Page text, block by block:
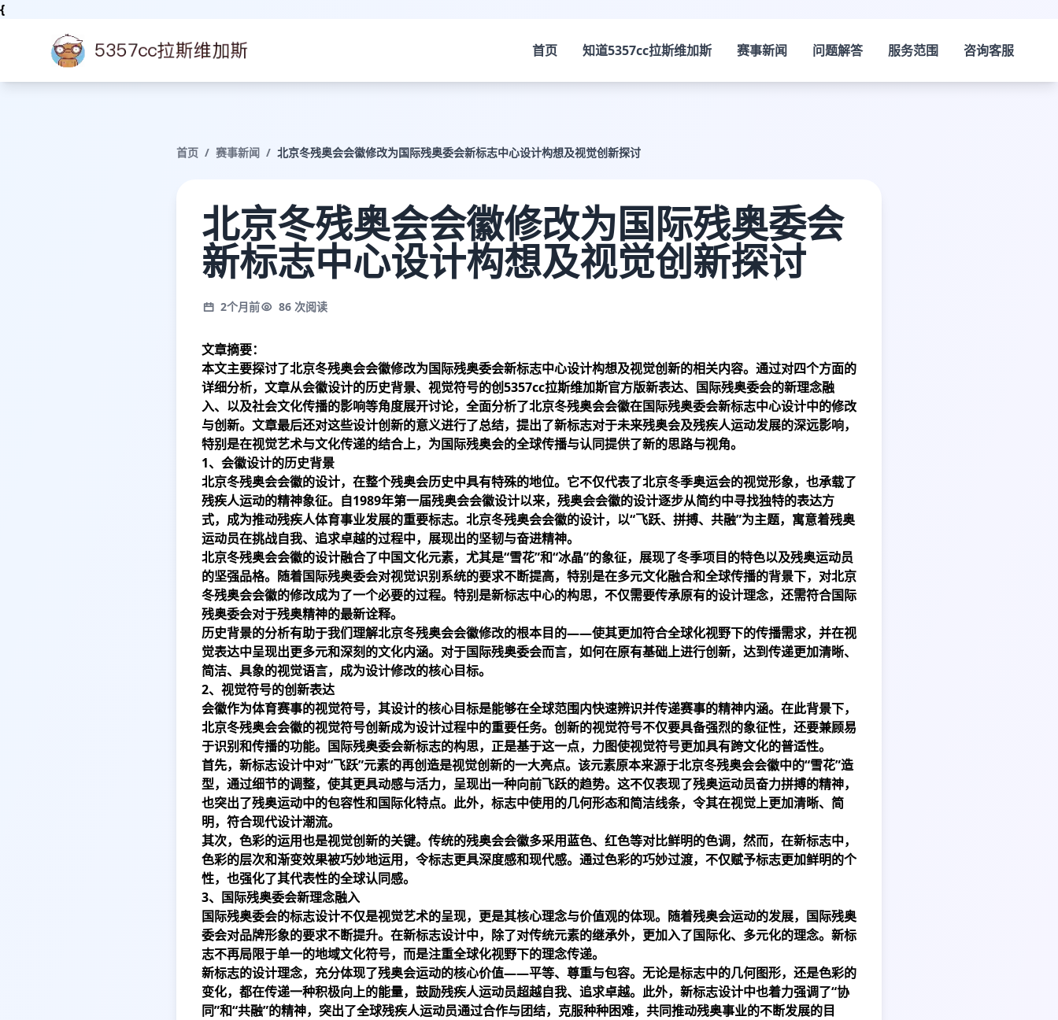
{
首页 知道5357cc拉斯维加斯 赛事新闻 问题解答 服务范围 咨询客服
首页 / 赛事新闻 / 北京冬残奥会会徽修改为国际残奥委会新标志中心设计构想及视觉创新探讨
北京冬残奥会会徽修改为国际残奥委会
新标志中心设计构想及视觉创新探讨
2个月前 86 次阅读
文章摘要：
本文主要探讨了北京冬残奥会会徽修改为国际残奥委会新标志中心设计构想及视觉创新的相关内容。通过对四个方面的
详细分析，文章从会徽设计的历史背景、视觉符号的创5357cc拉斯维加斯官方版新表达、国际残奥委会的新理念融
入、以及社会文化传播的影响等角度展开讨论，全面分析了北京冬残奥会会徽在国际残奥委会新标志中心设计中的修改
与创新。文章最后还对这些设计创新的意义进行了总结，提出了新标志对于未来残奥会及残疾人运动发展的深远影响，
特别是在视觉艺术与文化传递的结合上，为国际残奥会的全球传播与认同提供了新的思路与视角。
1、会徽设计的历史背景
北京冬残奥会会徽的设计，在整个残奥会历史中具有特殊的地位。它不仅代表了北京冬季奥运会的视觉形象，也承载了
残疾人运动的精神象征。自1989年第一届残奥会会徽设计以来，残奥会会徽的设计逐步从简约中寻找独特的表达方
式，成为推动残疾人体育事业发展的重要标志。北京冬残奥会会徽的设计，以“飞跃、拼搏、共融”为主题，寓意着残奥
运动员在挑战自我、追求卓越的过程中，展现出的坚韧与奋进精神。
北京冬残奥会会徽的设计融合了中国文化元素，尤其是“雪花”和“冰晶”的象征，展现了冬季项目的特色以及残奥运动员
的坚强品格。随着国际残奥委会对视觉识别系统的要求不断提高，特别是在多元文化融合和全球传播的背景下，对北京
冬残奥会会徽的修改成为了一个必要的过程。特别是新标志中心的构思，不仅需要传承原有的设计理念，还需符合国际
残奥委会对于残奥精神的最新诠释。
历史背景的分析有助于我们理解北京冬残奥会会徽修改的根本目的——使其更加符合全球化视野下的传播需求，并在视
觉表达中呈现出更多元和深刻的文化内涵。对于国际残奥委会而言，如何在原有基础上进行创新，达到传递更加清晰、
简洁、具象的视觉语言，成为设计修改的核心目标。
2、视觉符号的创新表达
会徽作为体育赛事的视觉符号，其设计的核心目标是能够在全球范围内快速辨识并传递赛事的精神内涵。在此背景下，
北京冬残奥会会徽的视觉符号创新成为设计过程中的重要任务。创新的视觉符号不仅要具备强烈的象征性，还要兼顾易
于识别和传播的功能。国际残奥委会新标志的构思，正是基于这一点，力图使视觉符号更加具有跨文化的普适性。
首先，新标志设计中对“飞跃”元素的再创造是视觉创新的一大亮点。该元素原本来源于北京冬残奥会会徽中的“雪花”造
型，通过细节的调整，使其更具动感与活力，呈现出一种向前飞跃的趋势。这不仅表现了残奥运动员奋力拼搏的精神，
也突出了残奥运动中的包容性和国际化特点。此外，标志中使用的几何形态和简洁线条，令其在视觉上更加清晰、简
明，符合现代设计潮流。
其次，色彩的运用也是视觉创新的关键。传统的残奥会会徽多采用蓝色、红色等对比鲜明的色调，然而，在新标志中，
色彩的层次和渐变效果被巧妙地运用，令标志更具深度感和现代感。通过色彩的巧妙过渡，不仅赋予标志更加鲜明的个
性，也强化了其代表性的全球认同感。
3、国际残奥委会新理念融入
国际残奥委会的标志设计不仅是视觉艺术的呈现，更是其核心理念与价值观的体现。随着残奥会运动的发展，国际残奥
委会对品牌形象的要求不断提升。在新标志设计中，除了对传统元素的继承外，更加入了国际化、多元化的理念。新标
志不再局限于单一的地域文化符号，而是注重全球化视野下的理念传递。
新标志的设计理念，充分体现了残奥会运动的核心价值——平等、尊重与包容。无论是标志中的几何图形，还是色彩的
变化，都在传递一种积极向上的能量，鼓励残疾人运动员超越自我、追求卓越。此外，新标志设计中也着力强调了“协
同”和“共融”的精神，突出了全球残疾人运动员通过合作与团结，克服种种困难，共同推动残奥事业的不断发展的目